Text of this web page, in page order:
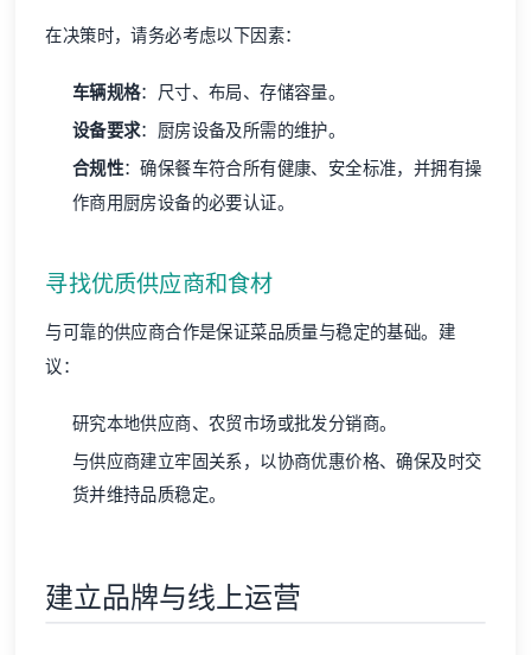
在决策时，请务必考虑以下因素：
车辆规格：尺寸、布局、存储容量。
设备要求：厨房设备及所需的维护。
合规性：确保餐车符合所有健康、安全标准，并拥有操
作商用厨房设备的必要认证。
寻找优质供应商和食材
与可靠的供应商合作是保证菜品质量与稳定的基础。建
议：
研究本地供应商、农贸市场或批发分销商。
与供应商建立牢固关系，以协商优惠价格、确保及时交
货并维持品质稳定。
建立品牌与线上运营